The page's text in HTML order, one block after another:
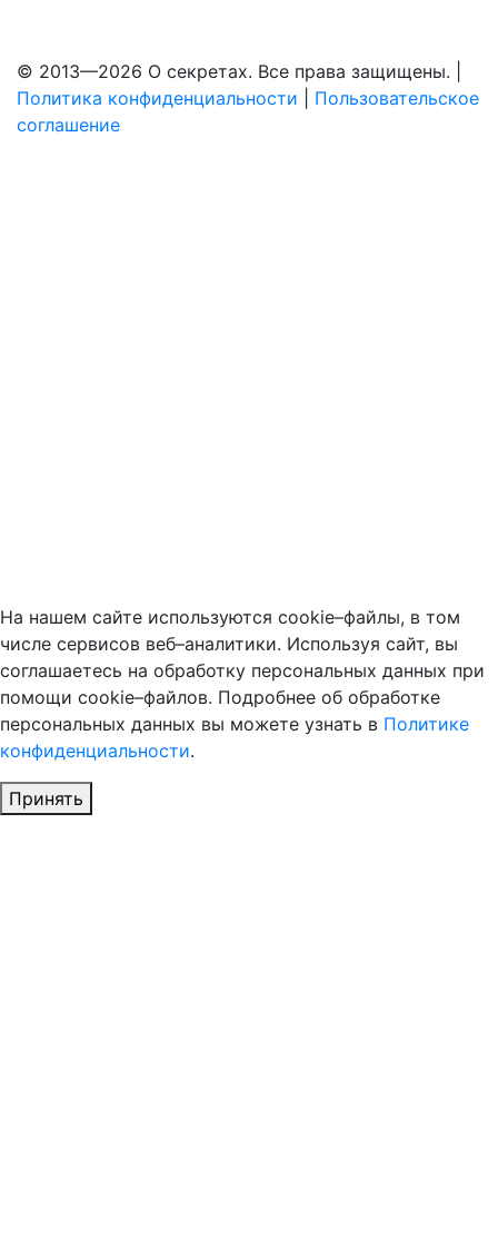
© 2013—2026 О секретах. Все права защищены. |
Политика конфиденциальности
Пользовательское
соглашение
На нашем сайте используются cookie–файлы, в том
числе сервисов веб–аналитики. Используя сайт, вы
соглашаетесь на обработку персональных данных при
помощи cookie–файлов. Подробнее об обработке
персональных данных вы можете узнать в Политике
конфиденциальности.
Принять